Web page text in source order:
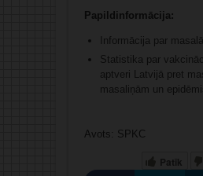
Papildinformācija:
Informācija par
Statistika par
aptveri Latvijā pret
masaliņām un
Avots: SPKC
Patīk